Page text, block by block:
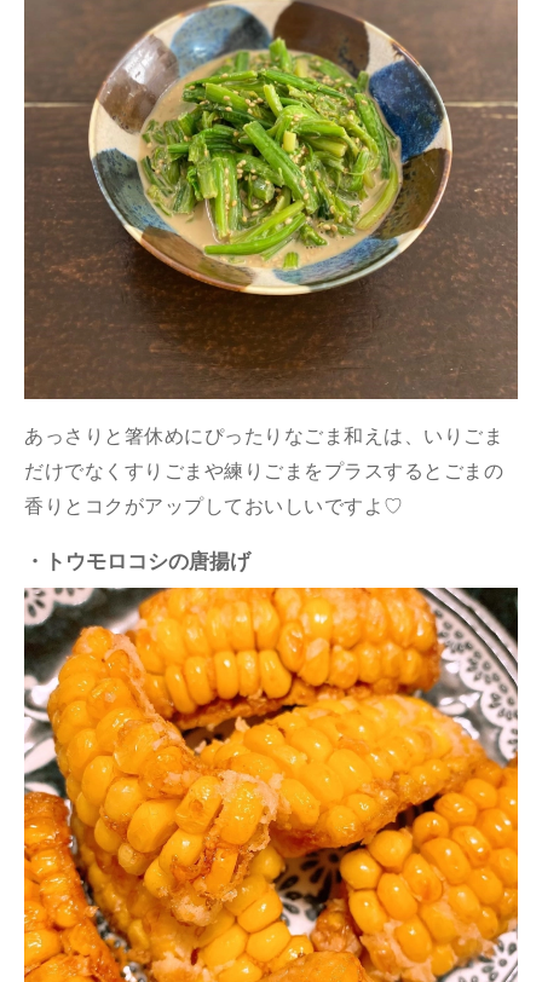
あっさりと箸休めにぴったりなごま和えは、いりごま
だけでなくすりごまや練りごまをプラスするとごまの
香りとコクがアップしておいしいですよ♡
・トウモロコシの唐揚げ